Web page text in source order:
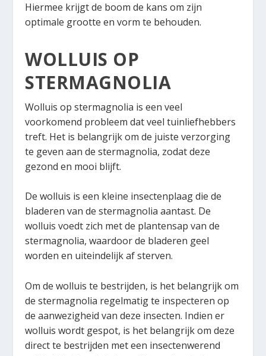
Hiermee krijgt de boom de kans om zijn
optimale grootte en vorm te behouden.
WOLLUIS OP
STERMAGNOLIA
Wolluis op stermagnolia is een veel
voorkomend probleem dat veel tuinliefhebbers
treft. Het is belangrijk om de juiste verzorging
te geven aan de stermagnolia, zodat deze
gezond en mooi blijft.
De wolluis is een kleine insectenplaag die de
bladeren van de stermagnolia aantast. De
wolluis voedt zich met de plantensap van de
stermagnolia, waardoor de bladeren geel
worden en uiteindelijk af sterven.
Om de wolluis te bestrijden, is het belangrijk om
de stermagnolia regelmatig te inspecteren op
de aanwezigheid van deze insecten. Indien er
wolluis wordt gespot, is het belangrijk om deze
direct te bestrijden met een insectenwerend